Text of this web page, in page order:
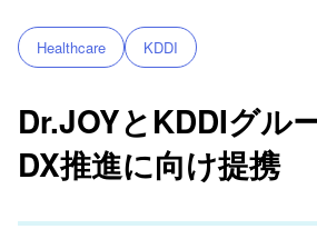
Healthcare KDDI
Dr.JOYとKDDIグル
DX推進に向け提携